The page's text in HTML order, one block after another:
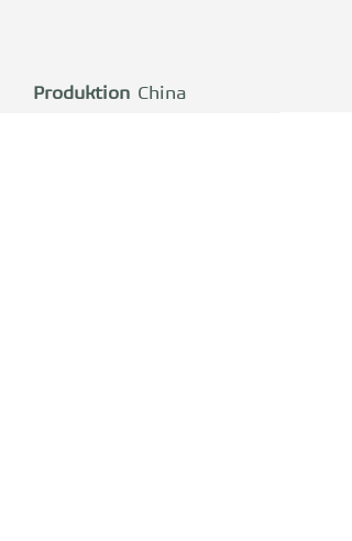
Produktion China